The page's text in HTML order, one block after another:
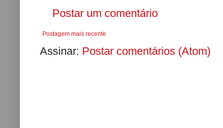
Postar um comentário
Postagem mais recente
Assinar: Postar comentários (Atom)